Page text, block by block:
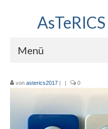
Menü
Workshops
Über uns
von asterics2017 | | 0